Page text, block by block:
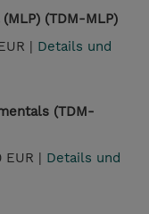
(TDM-MLP)
| Details und
(TDM-
EUR | Details und